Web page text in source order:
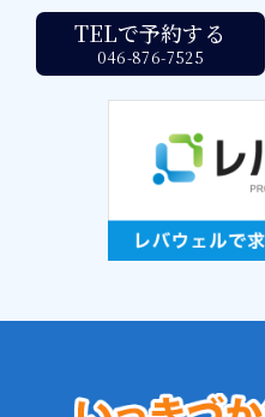
TELで予約する
046-876-7525